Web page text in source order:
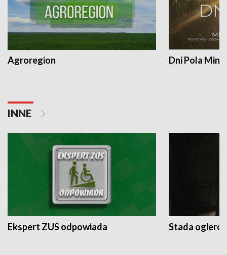
Agroregion Dni Pola
INNE
Ekspert ZUS odpowiada Stada